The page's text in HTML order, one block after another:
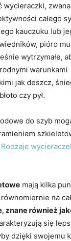
wycieraczki,
całego
kauczuku lub
pióro
wytrzymałe,
warunkami
jak deszcz,
czy pył.
do szyb
Rodzaje
mają kilka
na
znane również
się
dzięki swojemu